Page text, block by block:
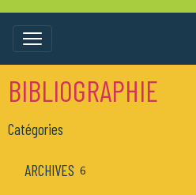
BIBLIOGRAPHIE
Catégories
ARCHIVES 6